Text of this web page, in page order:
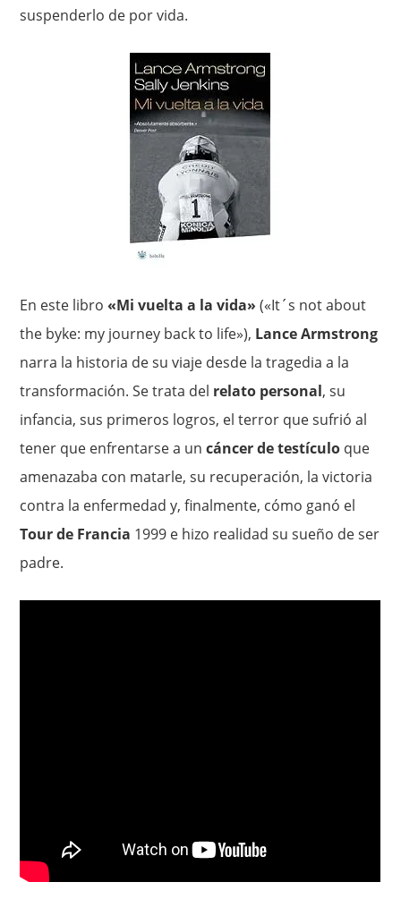
suspenderlo de por vida.
En este libro«Mi vuelta a la vida» («It´s not about
the byke: my journey back to life»), Lance Armstrong
narra la historia de su viaje desde la tragedia a la
transformación. Se trata del relato personal, su
infancia, sus primeros logros, el terror que sufrió al
tener que enfrentarse a uncáncer de testículo que
amenazaba con matarle, su recuperación, la victoria
contra la enfermedad y, finalmente, cómo ganó el
Tour de Francia 1999 e hizo realidad su sueño de ser
padre.